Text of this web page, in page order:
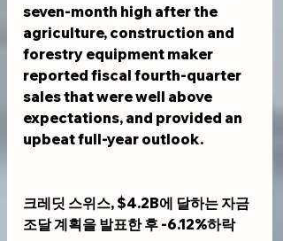
seven-month high after the
agriculture, construction and
forestry equipment maker
reported fiscal fourth-quarter
sales that were well above
expectations, and provided an
upbeat full-year outlook.
크레딧 스위스, $4.2B에 달하는 자금
조달 계획을 발표한 후 -6.12%하락